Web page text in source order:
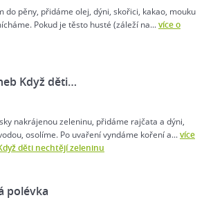
do pěny, přidáme olej, dýni, skořici, kakao, mouku
Pokud je těsto husté (záleží na...více o
Když děti…
nakrájenou zeleninu, přidáme rajčata a dýni,
osolíme. Po uvaření vyndáme koření a...více
děti nechtějí zeleninu
polévka